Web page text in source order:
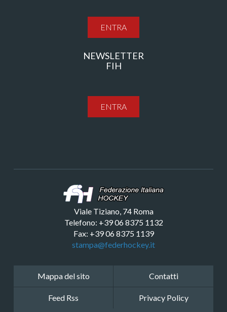
ENTRA
NEWSLETTER
FIH
ENTRA
Viale Tiziano, 74 Roma
Telefono: +39 06 8375 1132
Fax: +39 06 8375 1139
stampa@federhockey.it
Mappa del sito Contatti
Feed Rss Privacy Policy